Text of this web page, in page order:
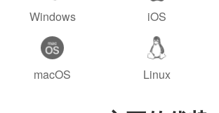
Windows iOS
macOS Linux